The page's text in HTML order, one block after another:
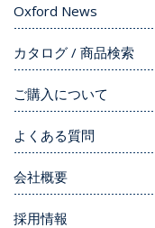
Oxford News
カタログ / 商品検索
ご購入について
よくある質問
会社概要
採用情報